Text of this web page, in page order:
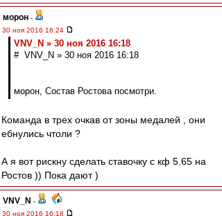
морон -
30 ноя 2016 16:24
VNV_N » 30 ноя 2016 16:18
# VNV_N » 30 ноя 2016 16:18
морон, Состав Ростова посмотри.
Команда в трех очкав от зоны медалей , они
ебнулись чтоли ?
А я вот рискну сделать ставочку с кф 5.65 на
Ростов )) Пока дают )
VNV_N -
30 ноя 2016 16:18